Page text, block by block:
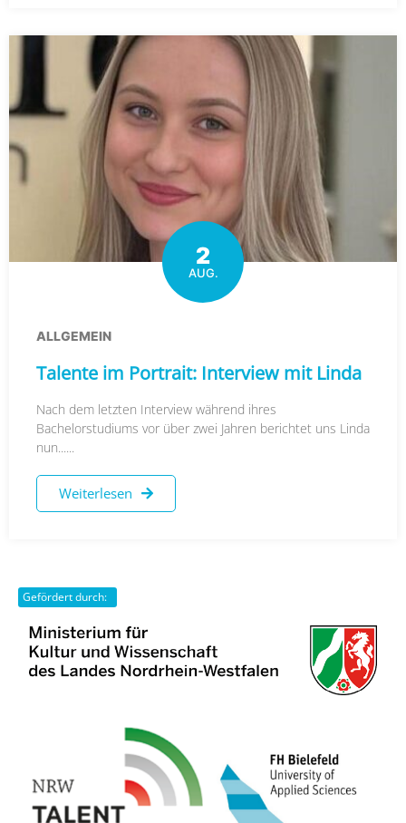
2
AUG.
ALLGEMEIN
Talente im Portrait: Interview mit Linda
Nach dem letzten Interview während ihres
Bachelorstudiums vor über zwei Jahren berichtet uns Linda
nun......
Weiterlesen
Gefördert durch: